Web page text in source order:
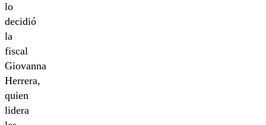
lo
decidió
la
fiscal
Giovanna
Herrera,
quien
lidera